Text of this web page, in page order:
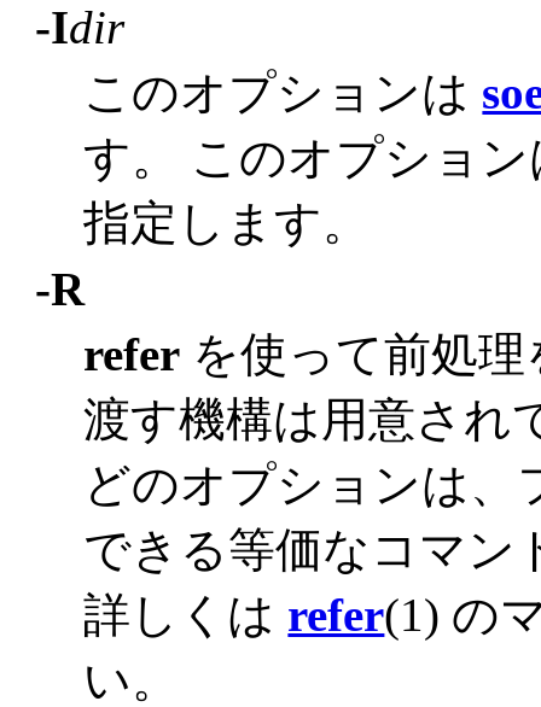
-Idir
このオプションは
す。 このオプショ
指定します。
-R
refer を使って前処
渡す機構は用意され
どのオプションは、
できる等価なコマン
詳しくは refer(1) の
い。